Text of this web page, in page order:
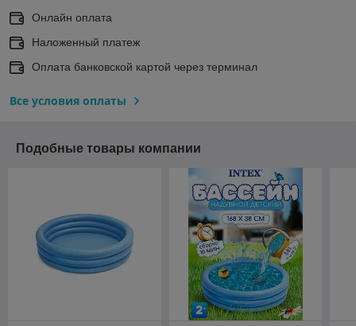
Онлайн оплата
Наложенный платеж
Оплата банковской картой через терминал
Все условия оплаты
Подобные товары компании